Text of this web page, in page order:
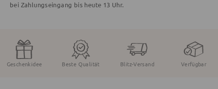
bei Zahlungseingang bis heute 13 Uhr.
Geschenkidee Beste Qualität Blitz-Versand Verfügbar